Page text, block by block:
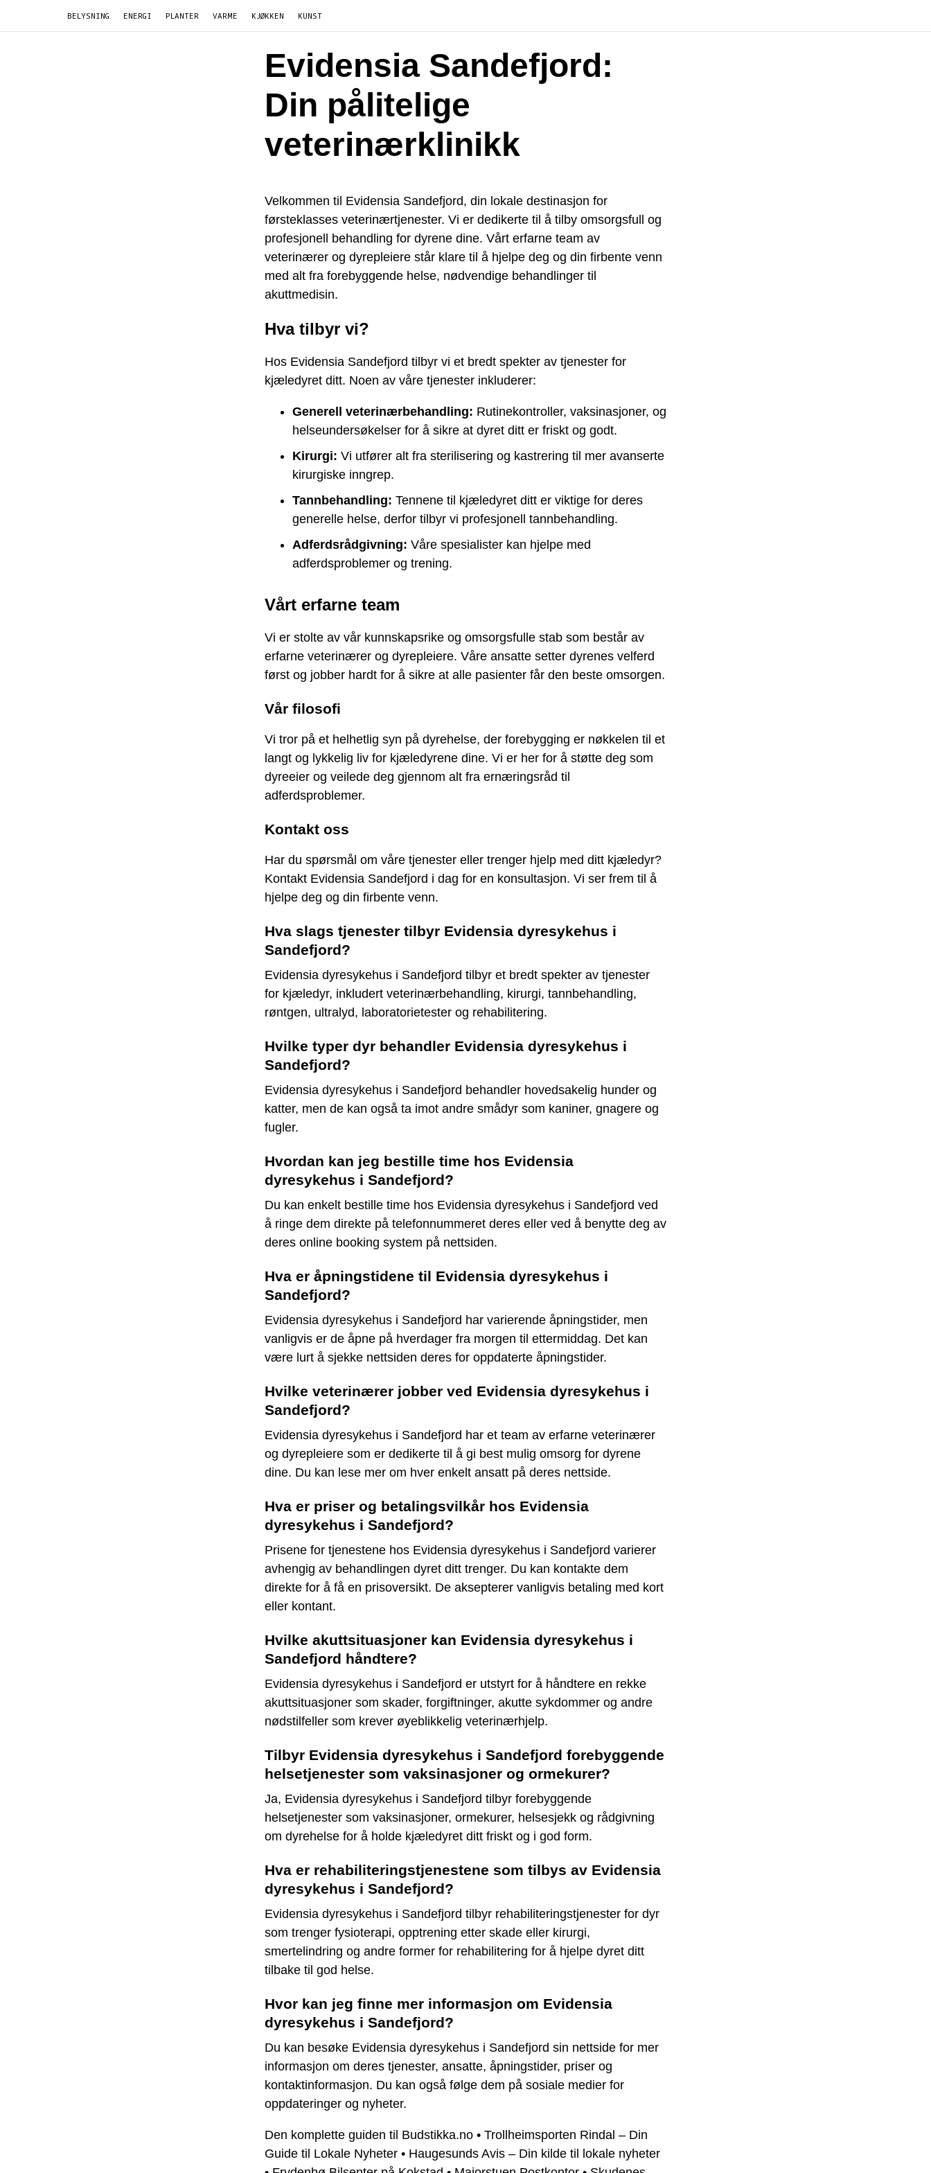
BELYSNING ENERGI PLANTER VARME KJØKKEN KUNST
Evidensia Sandefjord:
Din pålitelige
veterinærklinikk
Velkommen til Evidensia Sandefjord, din lokale destinasjon for
førsteklasses veterinærtjenester. Vi er dedikerte til å tilby omsorgsfull og
profesjonell behandling for dyrene dine. Vårt erfarne team av
veterinærer og dyrepleiere står klare til å hjelpe deg og din firbente venn
med alt fra forebyggende helse, nødvendige behandlinger til
akuttmedisin.
Hva tilbyr vi?
Hos Evidensia Sandefjord tilbyr vi et bredt spekter av tjenester for
kjæledyret ditt. Noen av våre tjenester inkluderer:
Generell veterinærbehandling: Rutinekontroller, vaksinasjoner, og
helseundersøkelser for å sikre at dyret ditt er friskt og godt.
Kirurgi: Vi utfører alt fra sterilisering og kastrering til mer avanserte
kirurgiske inngrep.
Tannbehandling: Tennene til kjæledyret ditt er viktige for deres
generelle helse, derfor tilbyr vi profesjonell tannbehandling.
Adferdsrådgivning: Våre spesialister kan hjelpe med
adferdsproblemer og trening.
Vårt erfarne team
Vi er stolte av vår kunnskapsrike og omsorgsfulle stab som består av
erfarne veterinærer og dyrepleiere. Våre ansatte setter dyrenes velferd
først og jobber hardt for å sikre at alle pasienter får den beste omsorgen.
Vår filosofi
Vi tror på et helhetlig syn på dyrehelse, der forebygging er nøkkelen til et
langt og lykkelig liv for kjæledyrene dine. Vi er her for å støtte deg som
dyreeier og veilede deg gjennom alt fra ernæringsråd til
adferdsproblemer.
Kontakt oss
Har du spørsmål om våre tjenester eller trenger hjelp med ditt kjæledyr?
Kontakt Evidensia Sandefjord i dag for en konsultasjon. Vi ser frem til å
hjelpe deg og din firbente venn.
Hva slags tjenester tilbyr Evidensia dyresykehus i
Sandefjord?
Evidensia dyresykehus i Sandefjord tilbyr et bredt spekter av tjenester
for kjæledyr, inkludert veterinærbehandling, kirurgi, tannbehandling,
røntgen, ultralyd, laboratorietester og rehabilitering.
Hvilke typer dyr behandler Evidensia dyresykehus i
Sandefjord?
Evidensia dyresykehus i Sandefjord behandler hovedsakelig hunder og
katter, men de kan også ta imot andre smådyr som kaniner, gnagere og
fugler.
Hvordan kan jeg bestille time hos Evidensia
dyresykehus i Sandefjord?
Du kan enkelt bestille time hos Evidensia dyresykehus i Sandefjord ved
å ringe dem direkte på telefonnummeret deres eller ved å benytte deg av
deres online booking system på nettsiden.
Hva er åpningstidene til Evidensia dyresykehus i
Sandefjord?
Evidensia dyresykehus i Sandefjord har varierende åpningstider, men
vanligvis er de åpne på hverdager fra morgen til ettermiddag. Det kan
være lurt å sjekke nettsiden deres for oppdaterte åpningstider.
Hvilke veterinærer jobber ved Evidensia dyresykehus i
Sandefjord?
Evidensia dyresykehus i Sandefjord har et team av erfarne veterinærer
og dyrepleiere som er dedikerte til å gi best mulig omsorg for dyrene
dine. Du kan lese mer om hver enkelt ansatt på deres nettside.
Hva er priser og betalingsvilkår hos Evidensia
dyresykehus i Sandefjord?
Prisene for tjenestene hos Evidensia dyresykehus i Sandefjord varierer
avhengig av behandlingen dyret ditt trenger. Du kan kontakte dem
direkte for å få en prisoversikt. De aksepterer vanligvis betaling med kort
eller kontant.
Hvilke akuttsituasjoner kan Evidensia dyresykehus i
Sandefjord håndtere?
Evidensia dyresykehus i Sandefjord er utstyrt for å håndtere en rekke
akuttsituasjoner som skader, forgiftninger, akutte sykdommer og andre
nødstilfeller som krever øyeblikkelig veterinærhjelp.
Tilbyr Evidensia dyresykehus i Sandefjord forebyggende
helsetjenester som vaksinasjoner og ormekurer?
Ja, Evidensia dyresykehus i Sandefjord tilbyr forebyggende
helsetjenester som vaksinasjoner, ormekurer, helsesjekk og rådgivning
om dyrehelse for å holde kjæledyret ditt friskt og i god form.
Hva er rehabiliteringstjenestene som tilbys av Evidensia
dyresykehus i Sandefjord?
Evidensia dyresykehus i Sandefjord tilbyr rehabiliteringstjenester for dyr
som trenger fysioterapi, opptrening etter skade eller kirurgi,
smertelindring og andre former for rehabilitering for å hjelpe dyret ditt
tilbake til god helse.
Hvor kan jeg finne mer informasjon om Evidensia
dyresykehus i Sandefjord?
Du kan besøke Evidensia dyresykehus i Sandefjord sin nettside for mer
informasjon om deres tjenester, ansatte, åpningstider, priser og
kontaktinformasjon. Du kan også følge dem på sosiale medier for
oppdateringer og nyheter.
Den komplette guiden til Budstikka.no • Trollheimsporten Rindal – Din
Guide til Lokale Nyheter • Haugesunds Avis – Din kilde til lokale nyheter